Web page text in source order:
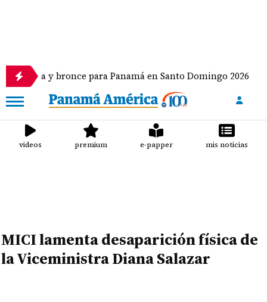
para Panamá en Santo Domingo 2026
videos premium e-papper mis noticias
MICI lamenta desaparición física de
la Viceministra Diana Salazar